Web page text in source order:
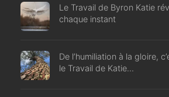
Le Travail de Byron Katie
chaque instant
De l’humiliation à la gloire,
le Travail de Katie…